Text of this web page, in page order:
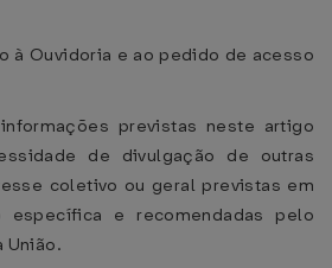
à Ouvidoria e ao pedido de acesso
previstas neste artigo
de divulgação de outras
coletivo ou geral previstas em
específica e recomendadas pelo
União.